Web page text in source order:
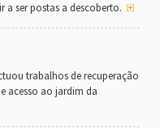
a ser postas a descoberto.
trabalhos de recuperação
acesso ao jardim da